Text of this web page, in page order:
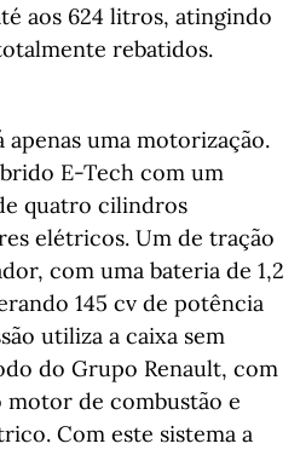
aos 624 litros, atingindo
rebatidos.
apenas uma motorização.
E-Tech com um
quatro cilindros
elétricos. Um de tração
com uma bateria de 1,2
145 cv de potência
utiliza a caixa sem
do Grupo Renault, com
de combustão e
Com este sistema a